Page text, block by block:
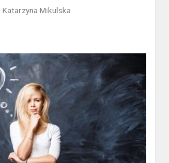
Katarzyna Mikulska